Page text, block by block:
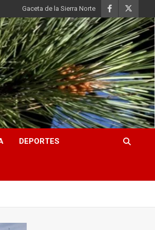
Gaceta de la Sierra Norte
DEPORTES